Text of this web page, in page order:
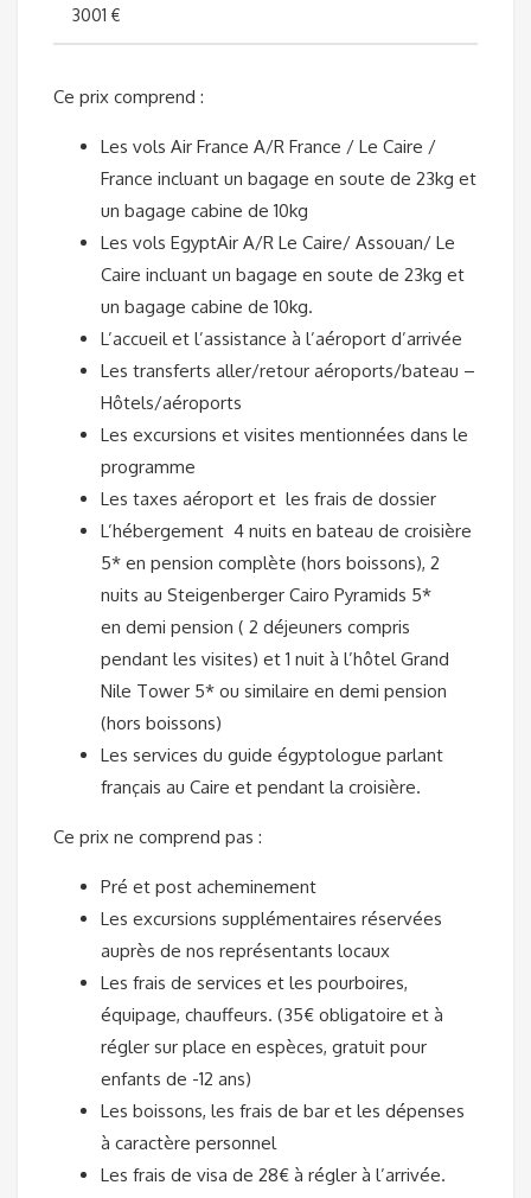
3001 €
Ce prix comprend :
Les vols Air France A/R France / Le Caire /
France incluant un bagage en soute de 23kg et
un bagage cabine de 10kg
Les vols EgyptAir A/R Le Caire/ Assouan/ Le
Caire incluant un bagage en soute de 23kg et
un bagage cabine de 10kg.
L’accueil et l’assistance à l’aéroport d’arrivée
Les transferts aller/retour aéroports/bateau –
Hôtels/aéroports
Les excursions et visites mentionnées dans le
programme
Les taxes aéroport et les frais de dossier
L’hébergement 4 nuits en bateau de croisière
5* en pension complète (hors boissons), 2
nuits au Steigenberger Cairo Pyramids 5*
en demi pension ( 2 déjeuners compris
pendant les visites) et 1 nuit à l’hôtel Grand
Nile Tower 5* ou similaire en demi pension
(hors boissons)
Les services du guide égyptologue parlant
français au Caire et pendant la croisière.
Ce prix ne comprend pas :
Pré et post acheminement
Les excursions supplémentaires réservées
auprès de nos représentants locaux
Les frais de services et les pourboires,
équipage, chauffeurs. (35€ obligatoire et à
régler sur place en espèces, gratuit pour
enfants de -12 ans)
Les boissons, les frais de bar et les dépenses
à caractère personnel
Les frais de visa de 28€ à régler à l’arrivée.